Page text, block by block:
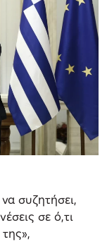
συζητήσει,
σε ό,τι